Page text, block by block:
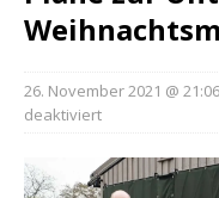
26. November 2021 @ 21:06
deaktiviert